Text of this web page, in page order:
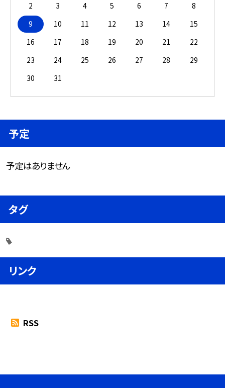
2
3 4 5 6 7
8
9
10 11 12 13 14
15
16
17 18 19 20 21
22
23
24 25 26 27 28
29
30
31
予定
予定はありません
タグ
リンク
RSS